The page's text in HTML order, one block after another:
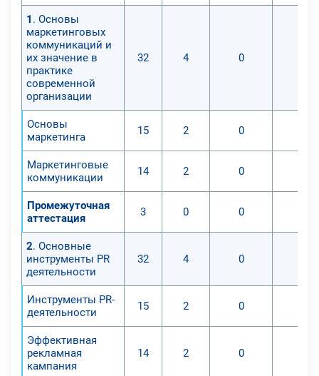
опыт современных организаций.
проведения наиболее
наиболее соответствующие
ситуации в организацию.
1 . Основы
маркетинговых
коммуникаций и
их значение в
практике
современной
организации
32 4 0
Основы
маркетинга
15 2 0
Маркетинговые
коммуникации
14 2 0
Промежуточная
аттестация
3 0 0
2. Основные
инструменты PR
деятельности
32 4 0
Инструменты PR-
деятельности
15 2 0
Эффективная
рекламная
кампания
14 2 0